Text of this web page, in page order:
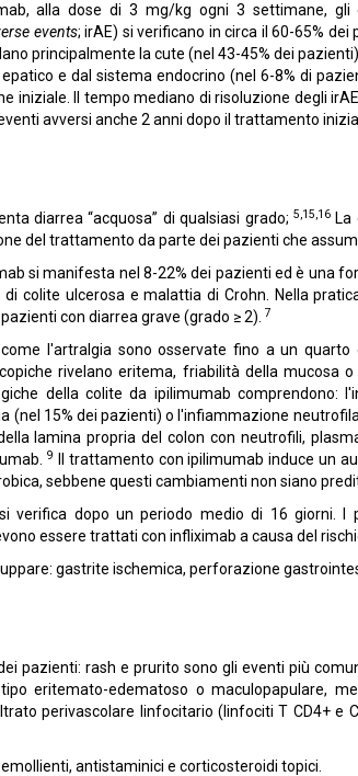
alla dose di 3 mg/kg ogni 3 settimane,
events; irAE) si verificano in circa il 60-65% dei
principalmente la cute (nel 43-45% dei
e dal sistema endocrino (nel 6-8% di
iniziale. Il tempo mediano di risoluzione degli
avversi anche 2 anni dopo il trattamento
diarrea “acquosa” di qualsiasi grado; 5,15,16La
del trattamento da parte dei pazienti che
si manifesta nel 8-22% dei pazienti ed è una
colite ulcerosa e malattia di Crohn. Nella
con diarrea grave (grado ≥ 2). 7
l'artralgia sono osservate fino a un
rivelano eritema, friabilità della mucosa
della colite da ipilimumab comprendono:
(nel 15% dei pazienti) o l'infiammazione
lamina propria del colon con neutrofili,
9
Il trattamento con ipilimumab induce un
sebbene questi cambiamenti non siano
verifica dopo un periodo medio di 16 giorni. I
essere trattati con infliximab a causa del
gastrite ischemica, perforazione
pazienti: rash e prurito sono gli eventi più
eritemato-edematoso o maculopapulare,
perivascolare linfocitario (linfociti T CD4+ e
antistaminici e corticosteroidi topici.